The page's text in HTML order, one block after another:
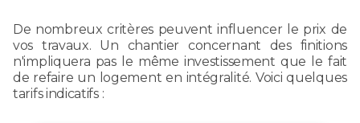
De nombreux critères peuvent influencer le prix de
vos travaux. Un chantier concernant des finitions
n'impliquera pas le même investissement que le fait
de refaire un logement en intégralité. Voici quelques
tarifs indicatifs :